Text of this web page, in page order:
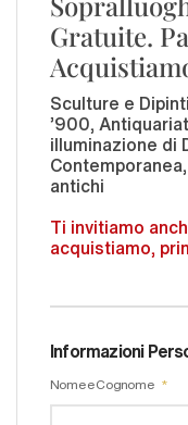
Gratuite.
Sculture e
'900,
illuminazione di
antichi
Ti invitiamo
acquistiamo,
Informazioni
Nome e Cognome